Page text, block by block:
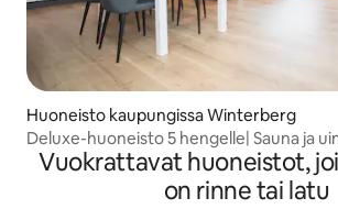
Huoneisto kaupungissa Winterberg
Deluxe-huoneisto 5 hengelle| Sauna ja
pysäköinti
Vuokrattavat huoneistot,
on rinne tai latu